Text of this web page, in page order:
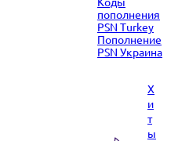
пополнения
PSN Turkey
Пополнение
PSN Украина
Х
и
т
ы